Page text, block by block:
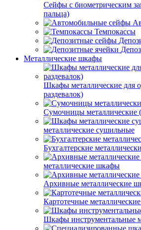
Сейфы с биометрическим
пальца)
Темпокассы
Металлические шкафы
Шкафы металлические для
раздевалок)
Сумочницы металлические
металлические сушильные
Бухгалтерские
металлические шкафы
Архивные металлические
Картотечные
Шкафы инструментальные